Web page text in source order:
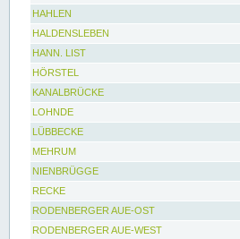
HAHLEN
HALDENSLEBEN
HANN. LIST
HÖRSTEL
KANALBRÜCKE
LOHNDE
LÜBBECKE
MEHRUM
NIENBRÜGGE
RECKE
RODENBERGER AUE-OST
RODENBERGER AUE-WEST